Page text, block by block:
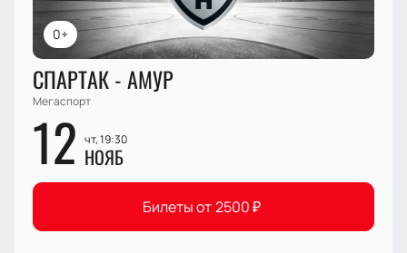
0+
СПАРТАК - АМУР
Мегаспорт
12 чт, 19:30
НОЯБ
Билеты от2500₽